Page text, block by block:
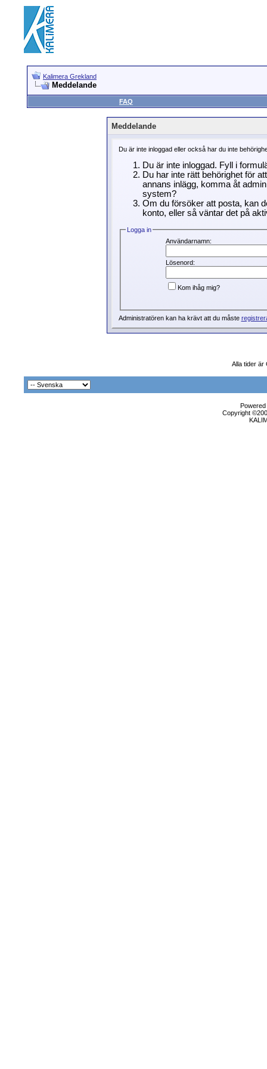
Kalimera Grekland
Meddelande
FAQ
Meddelande
Du är inte inloggad eller också har du inte
Du är inte inloggad. Fyll i
Du har inte rätt behörighet för
annans inlägg, komma åt
system?
Om du försöker att posta, kan
konto, eller så väntar det på
Logga in
Användarnamn:
Lösenord:
Kom ihåg mig?
Administratören kan ha krävt att du måste
Alla tider är
Copyright